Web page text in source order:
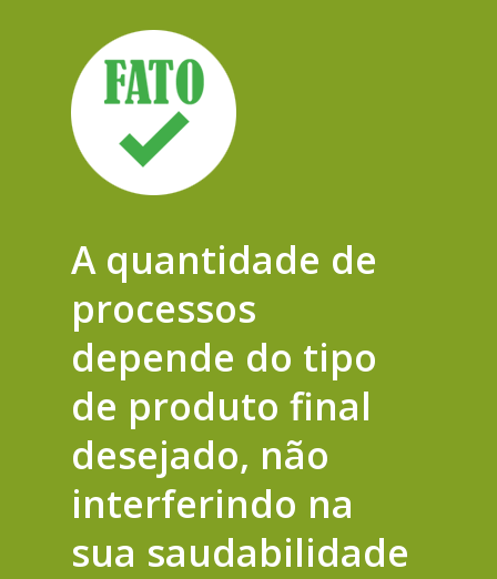
A quantidade de
processos
depende do tipo
de produto final
desejado, não
interferindo na
sua saudabilidade